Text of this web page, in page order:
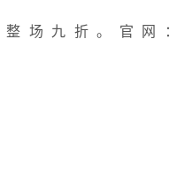
整场九折。官网：